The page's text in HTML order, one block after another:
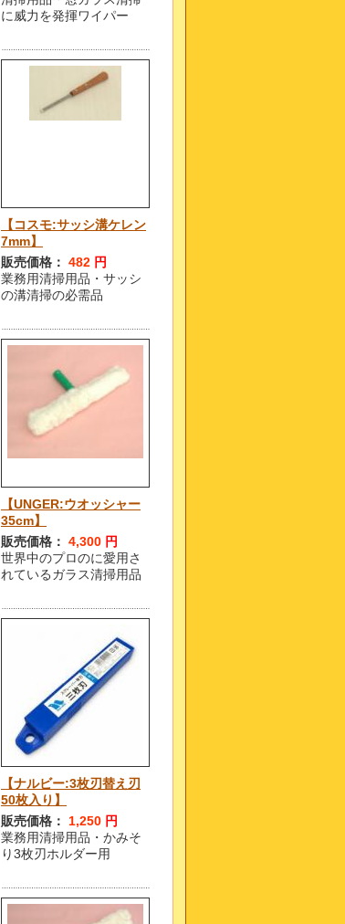
に威力を発揮ワイパー
【コスモ:サッシ溝ケレン
7mm】
販売価格： 482 円
業務用清掃用品・サッシ
の溝清掃の必需品
【UNGER:ウオッシャー
35cm】
販売価格： 4,300 円
世界中のプロのに愛用さ
れているガラス清掃用品
【ナルビー:3枚刃替え刃
50枚入り】
販売価格：
1,250 円
業務用清掃用品・かみそ
り3枚刃ホルダー用